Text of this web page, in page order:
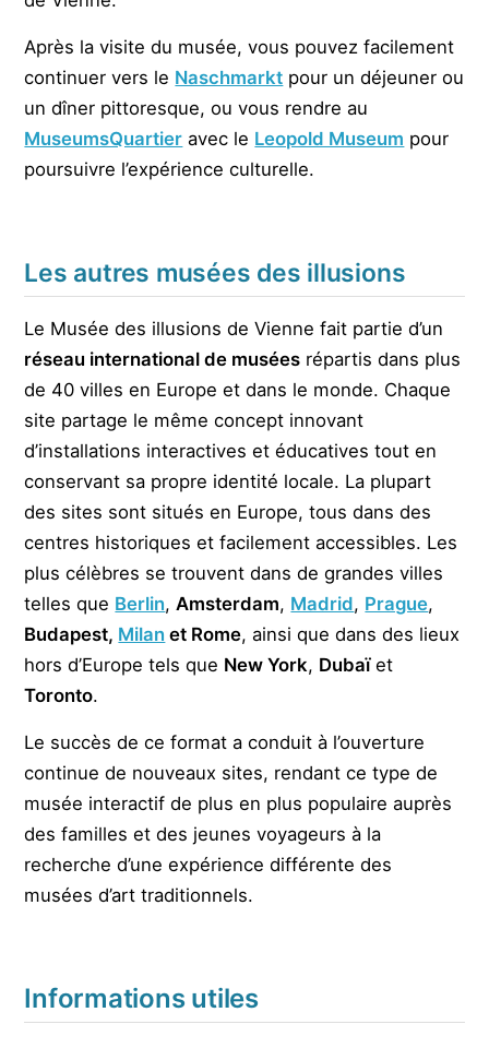
Après la visite du musée, vous pouvez facilement
continuer vers le Naschmarkt pour un déjeuner ou
un dîner pittoresque, ou vous rendre au
MuseumsQuartier avec le Leopold Museum pour
poursuivre l’expérience culturelle.
Les autres musées des illusions
Le Musée des illusions de Vienne fait partie d’un
réseau international de musées répartis dans plus
de 40 villes en Europe et dans le monde. Chaque
site partage le même concept innovant
d’installations interactives et éducatives tout en
conservant sa propre identité locale. La plupart
des sites sont situés en Europe, tous dans des
centres historiques et facilement accessibles. Les
plus célèbres se trouvent dans de grandes villes
telles que Berlin, Amsterdam, Madrid, Prague,
Budapest, Milan et Rome, ainsi que dans des lieux
hors d’Europe tels que New York, Dubaïet
Toronto.
Le succès de ce format a conduit à l’ouverture
continue de nouveaux sites, rendant ce type de
musée interactif de plus en plus populaire auprès
des familles et des jeunes voyageurs à la
recherche d’une expérience différente des
musées d’art traditionnels.
Informations utiles